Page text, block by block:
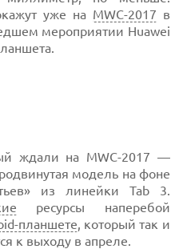
уже на MWC-2017 в
мероприятии Huawei
ждали на MWC-2017 —
модель на фоне
из линейки Tab 3.
ресурсы наперебой
планшете , который так и
к выходу в апреле.